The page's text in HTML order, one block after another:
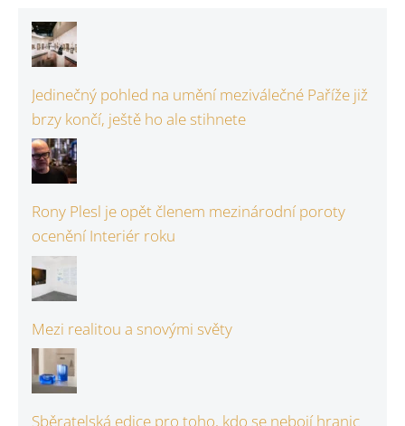
Jedinečný pohled na umění meziválečné Paříže již
brzy končí, ještě ho ale stihnete
Rony Plesl je opět členem mezinárodní poroty
ocenění Interiér roku
Mezi realitou a snovými světy
Sběratelská edice pro toho, kdo se nebojí hranic